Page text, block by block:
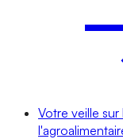
Votre veille